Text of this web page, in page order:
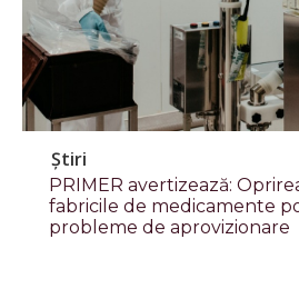
Știri
PRIMER avertizează:
fabricile de medicamente
probleme de aprovizionare